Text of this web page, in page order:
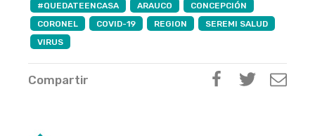
#QUEDATEENCASA ARAUCO
CONCEPCIÓN
CORONEL
COVID-19 REGION
SEREMI SALUD
VIRUS
Compartir